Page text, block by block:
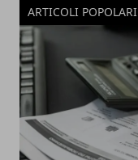
ARTICOLI POPOLARI